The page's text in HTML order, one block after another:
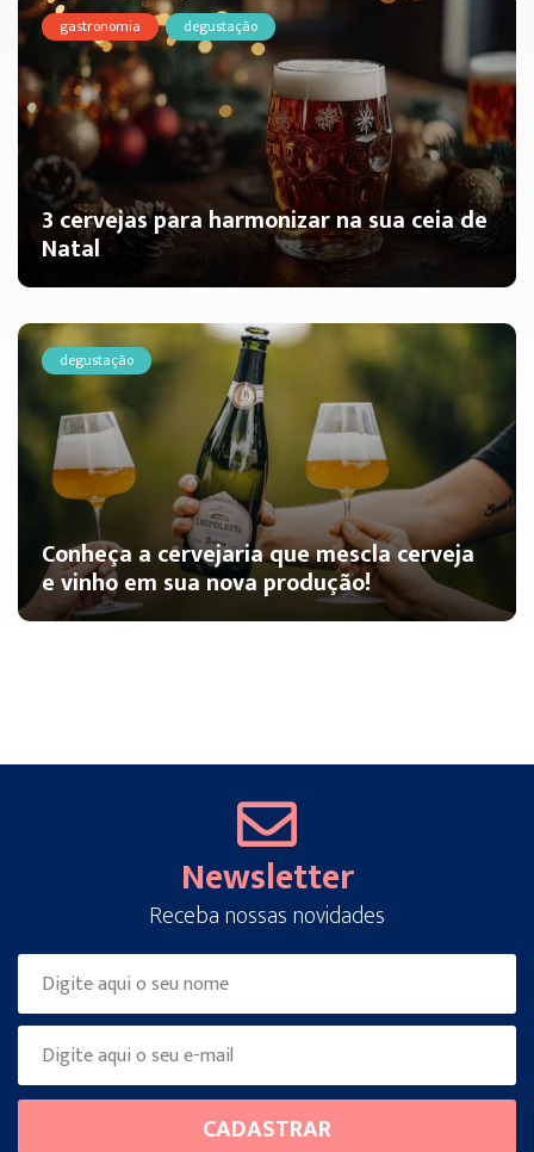
gastronomia degustação
3 cervejas para harmonizar na sua ceia de
Natal
degustação
Conheça a cervejaria que mescla cerveja
e vinho em sua nova produção!
Newsletter
Receba nossas novidades
CADASTRAR